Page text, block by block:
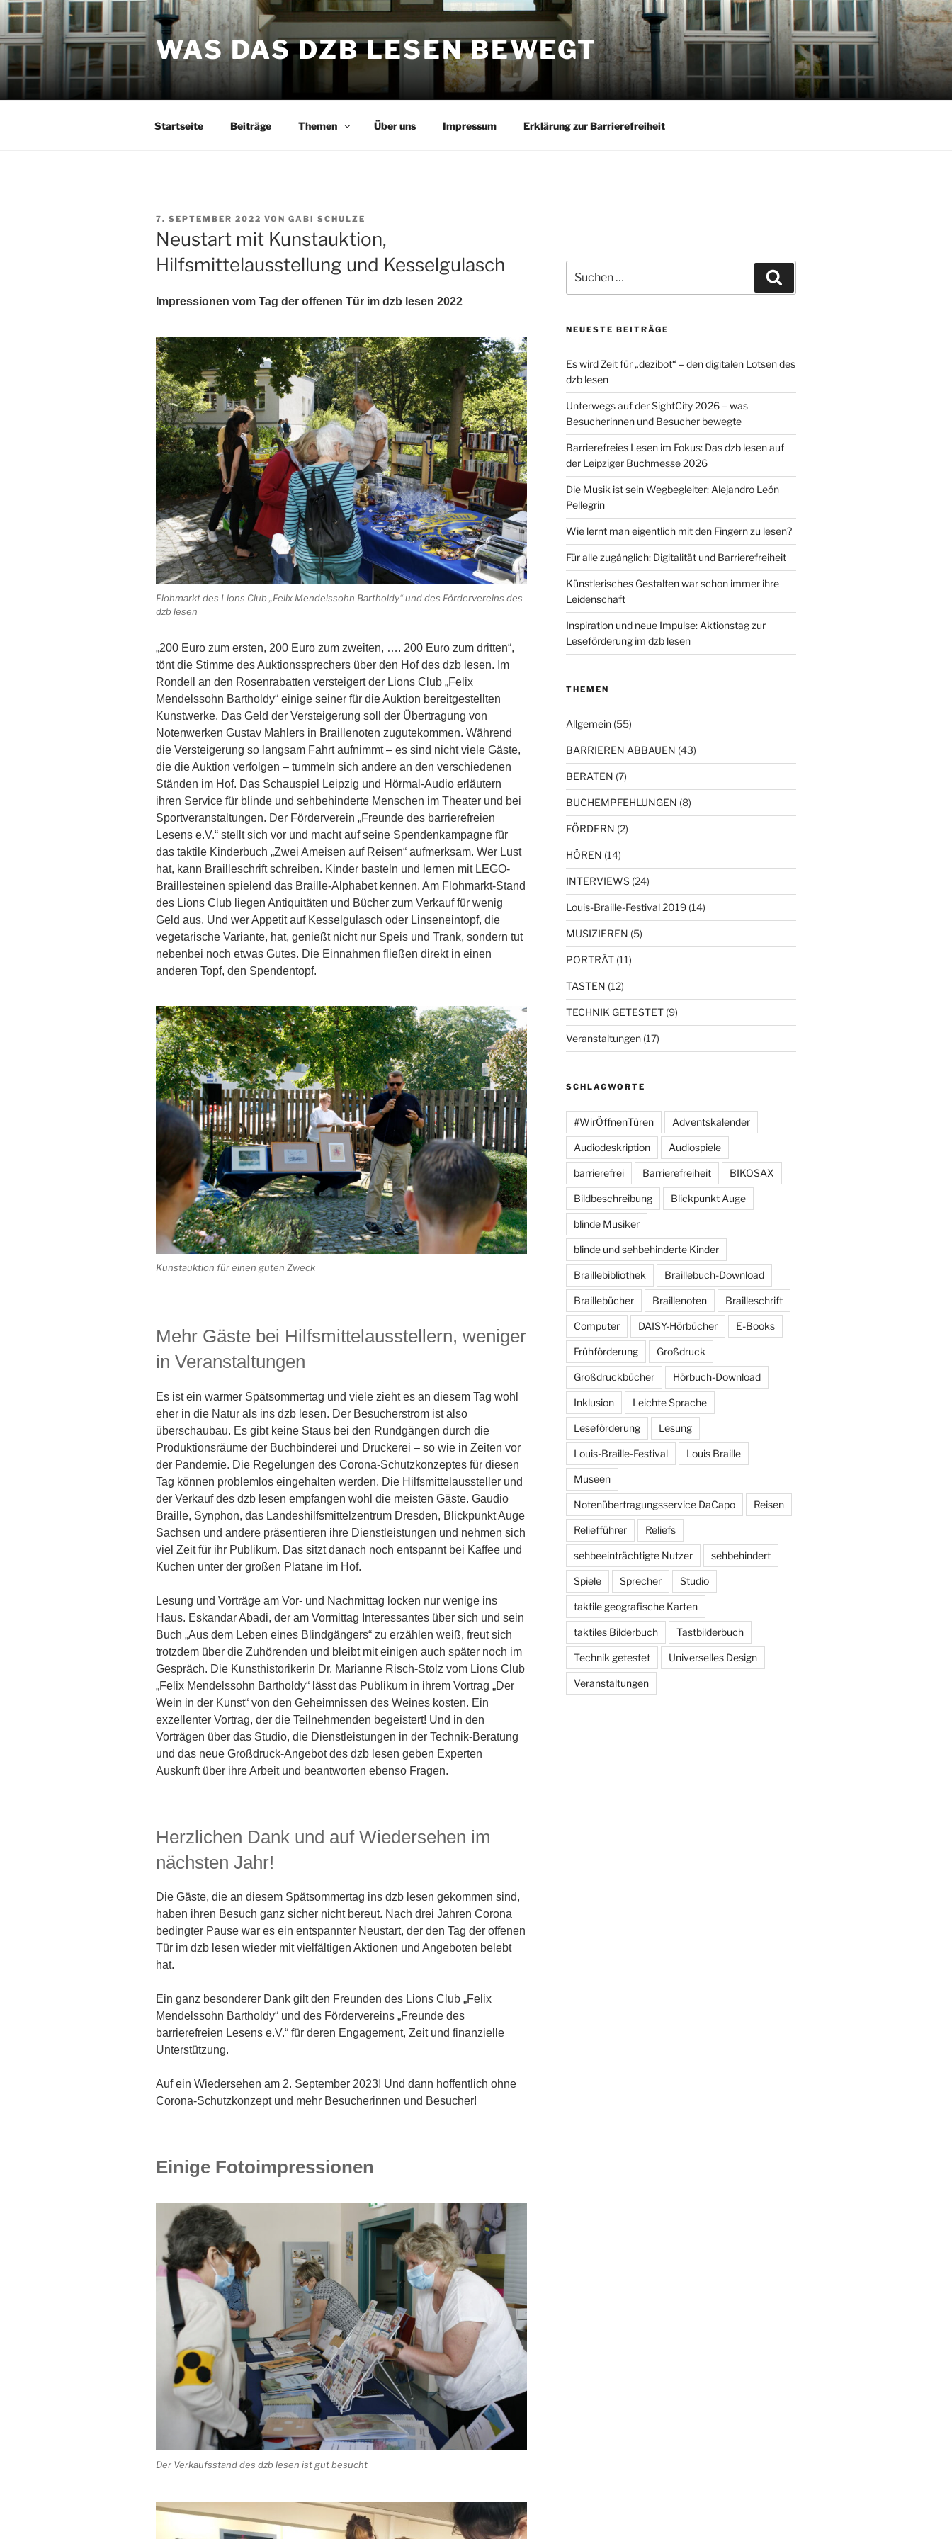
Zum
Inhalt
springen
WAS DAS DZB LESEN BEWEGT
Startseite Beiträge Themen Über uns Impressum Erklärung zur Barrierefreiheit
Neustart mit Kunstauktion,
Hilfsmittelausstellung und Kesselgulasch
VERÖFFENTLICHT
AM
7. SEPTEMBER 2022 VON GABI SCHULZE
Impressionen vom Tag der offenen Tür im dzb lesen 2022
Flohmarkt des Lions Club „Felix Mendelssohn Bartholdy“ und des Fördervereins des
dzb lesen
„200 Euro zum ersten, 200 Euro zum zweiten, …. 200 Euro zum dritten“,
tönt die Stimme des Auktionssprechers über den Hof des dzb lesen. Im
Rondell an den Rosenrabatten versteigert der Lions Club „Felix
Mendelssohn Bartholdy“ einige seiner für die Auktion bereitgestellten
Kunstwerke. Das Geld der Versteigerung soll der Übertragung von
Notenwerken Gustav Mahlers in Braillenoten zugutekommen. Während
die Versteigerung so langsam Fahrt aufnimmt – es sind nicht viele Gäste,
die die Auktion verfolgen – tummeln sich andere an den verschiedenen
Ständen im Hof. Das Schauspiel Leipzig und Hörmal-Audio erläutern
ihren Service für blinde und sehbehinderte Menschen im Theater und bei
Sportveranstaltungen. Der Förderverein „Freunde des barrierefreien
Lesens e.V.“ stellt sich vor und macht auf seine Spendenkampagne für
das taktile Kinderbuch „Zwei Ameisen auf Reisen“ aufmerksam. Wer Lust
hat, kann Brailleschrift schreiben. Kinder basteln und lernen mit LEGO-
Braillesteinen spielend das Braille-Alphabet kennen. Am Flohmarkt-Stand
des Lions Club liegen Antiquitäten und Bücher zum Verkauf für wenig
Geld aus. Und wer Appetit auf Kesselgulasch oder Linseneintopf, die
vegetarische Variante, hat, genießt nicht nur Speis und Trank, sondern tut
nebenbei noch etwas Gutes. Die Einnahmen fließen direkt in einen
anderen Topf, den Spendentopf.
Kunstauktion für einen guten Zweck
Mehr Gäste bei Hilfsmittelausstellern, weniger
in Veranstaltungen
Es ist ein warmer Spätsommertag und viele zieht es an diesem Tag wohl
eher in die Natur als ins dzb lesen. Der Besucherstrom ist also
überschaubau. Es gibt keine Staus bei den Rundgängen durch die
Produktionsräume der Buchbinderei und Druckerei – so wie in Zeiten vor
der Pandemie. Die Regelungen des Corona-Schutzkonzeptes für diesen
Tag können problemlos eingehalten werden. Die Hilfsmittelaussteller und
der Verkauf des dzb lesen empfangen wohl die meisten Gäste. Gaudio
Braille, Synphon, das Landeshilfsmittelzentrum Dresden, Blickpunkt Auge
Sachsen und andere präsentieren ihre Dienstleistungen und nehmen sich
viel Zeit für ihr Publikum. Das sitzt danach noch entspannt bei Kaffee und
Kuchen unter der großen Platane im Hof.
Lesung und Vorträge am Vor- und Nachmittag locken nur wenige ins
Haus. Eskandar Abadi, der am Vormittag Interessantes über sich und sein
Buch „Aus dem Leben eines Blindgängers“ zu erzählen weiß, freut sich
trotzdem über die Zuhörenden und bleibt mit einigen auch später noch im
Gespräch. Die Kunsthistorikerin Dr. Marianne Risch-Stolz vom Lions Club
„Felix Mendelssohn Bartholdy“ lässt das Publikum in ihrem Vortrag „Der
Wein in der Kunst“ von den Geheimnissen des Weines kosten. Ein
exzellenter Vortrag, der die Teilnehmenden begeistert! Und in den
Vorträgen über das Studio, die Dienstleistungen in der Technik-Beratung
und das neue Großdruck-Angebot des dzb lesen geben Experten
Auskunft über ihre Arbeit und beantworten ebenso Fragen.
Herzlichen Dank und auf Wiedersehen im
nächsten Jahr!
Die Gäste, die an diesem Spätsommertag ins dzb lesen gekommen sind,
haben ihren Besuch ganz sicher nicht bereut. Nach drei Jahren Corona
bedingter Pause war es ein entspannter Neustart, der den Tag der offenen
Tür im dzb lesen wieder mit vielfältigen Aktionen und Angeboten belebt
hat.
Ein ganz besonderer Dank gilt den Freunden des Lions Club „Felix
Mendelssohn Bartholdy“ und des Fördervereins „Freunde des
barrierefreien Lesens e.V.“ für deren Engagement, Zeit und finanzielle
Unterstützung.
Auf ein Wiedersehen am 2. September 2023! Und dann hoffentlich ohne
Corona-Schutzkonzept und mehr Besucherinnen und Besucher!
Einige Fotoimpressionen
Der Verkaufsstand des dzb lesen ist gut besucht
nach:
NEUESTE BEITRÄGE
Es wird Zeit für „dezibot“ – den digitalen Lotsen des
dzb lesen
Unterwegs auf der SightCity 2026 – was
Besucherinnen und Besucher bewegte
Barrierefreies Lesen im Fokus: Das dzb lesen auf
der Leipziger Buchmesse 2026
Die Musik ist sein Wegbegleiter: Alejandro León
Pellegrin
Wie lernt man eigentlich mit den Fingern zu lesen?
Für alle zugänglich: Digitalität und Barrierefreiheit
Künstlerisches Gestalten war schon immer ihre
Leidenschaft
Inspiration und neue Impulse: Aktionstag zur
Leseförderung im dzb lesen
THEMEN
Allgemein(55)
BARRIEREN ABBAUEN (43)
BERATEN (7)
BUCHEMPFEHLUNGEN (8)
FÖRDERN (2)
HÖREN (14)
INTERVIEWS(24)
Louis-Braille-Festival 2019(14)
MUSIZIEREN (5)
PORTRÄT(11)
TASTEN (12)
TECHNIK GETESTET(9)
Veranstaltungen(17)
SCHLAGWORTE
#WirÖffnenTüren Adventskalender
Audiodeskription Audiospiele
barrierefrei Barrierefreiheit BIKOSAX
Bildbeschreibung Blickpunkt Auge
blinde Musiker
blinde und sehbehinderte Kinder
Braillebibliothek Braillebuch-Download
Braillebücher Braillenoten Brailleschrift
Computer DAISY-Hörbücher E-Books
Frühförderung Großdruck
Großdruckbücher Hörbuch-Download
Inklusion Leichte Sprache
Leseförderung Lesung
Louis-Braille-Festival Louis Braille
Museen
Notenübertragungsservice DaCapo Reisen
Reliefführer Reliefs
sehbeeinträchtigte Nutzer sehbehindert
Spiele Sprecher Studio
taktile geografische Karten
taktiles Bilderbuch Tastbilderbuch
Technik getestet Universelles Design
Veranstaltungen